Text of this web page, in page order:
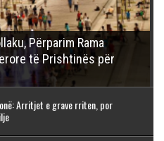
Përparim Rama
të Prishtinës për
Arritjet e grave rriten, por